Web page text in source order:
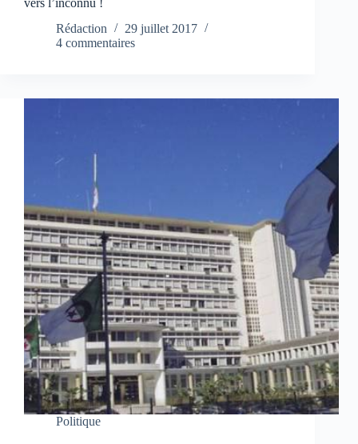
Rédaction
29 juillet 2017
4 commentaires
Politique